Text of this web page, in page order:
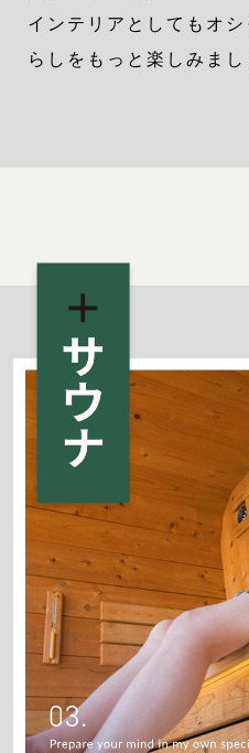
インテリアとしてもオ
らしをもっと楽しみまし